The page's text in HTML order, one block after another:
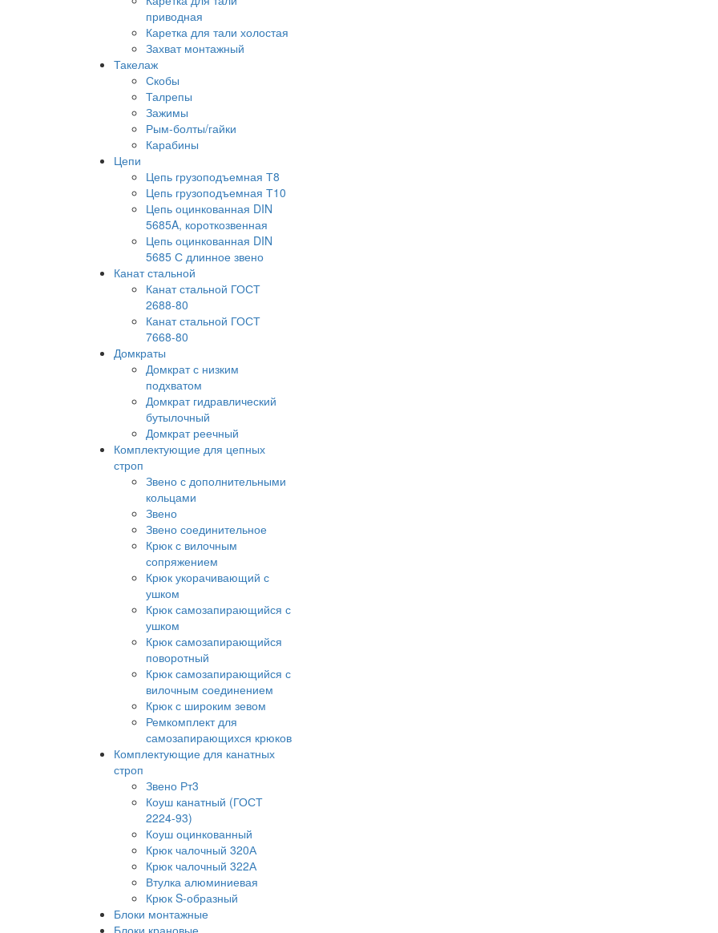
приводная
Каретка для тали холостая
Захват монтажный
Такелаж
Скобы
Талрепы
Зажимы
Рым-болты/гайки
Карабины
Цепи
Цепь грузоподъемная Т8
Цепь грузоподъемная Т10
Цепь оцинкованная DIN
5685A, короткозвенная
Цепь оцинкованная DIN
5685 С длинное звено
Канат стальной
Канат стальной ГОСТ
2688-80
Канат стальной ГОСТ
7668-80
Домкраты
Домкрат с низким
подхватом
Домкрат гидравлический
бутылочный
Домкрат реечный
Комплектующие для цепных
строп
Звено с дополнительными
кольцами
Звено
Звено соединительное
Крюк с вилочным
сопряжением
Крюк укорачивающий с
ушком
Крюк самозапирающийся с
ушком
Крюк самозапирающийся
поворотный
Крюк самозапирающийся с
вилочным соединением
Крюк с широким зевом
Ремкомплект для
самозапирающихся крюков
Комплектующие для канатных
строп
Звено Рт3
Коуш канатный (ГОСТ
2224-93)
Коуш оцинкованный
Крюк чалочный 320А
Крюк чалочный 322А
Втулка алюминиевая
Крюк S-образный
Блоки монтажные